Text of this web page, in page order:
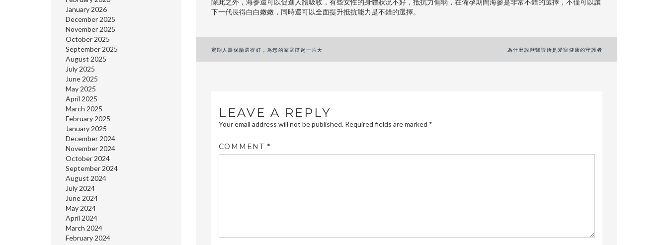
January 2026
December 2025
November 2025
October 2025
September 2025
August 2025
July 2025
June 2025
May 2025
April 2025
March 2025
February 2025
January 2025
December 2024
November 2024
October 2024
September 2024
August 2024
July 2024
June 2024
May 2024
April 2024
March 2024
February 2024
除此之外，海参還可以促進人體吸收，有些女性的身體狀況不好，抵抗力偏弱，在備孕期間海參是非常不錯的選擇，不僅可以讓
下一代長得白白嫩嫩，同時還可以全面提升抵抗能力是不錯的選擇。
Post
定期人壽保險選得好，為您的家庭撐起一片天 為什麼說獸醫診所是愛寵健康的守護者
LEAVE A REPLY
Your email address will not be published. Required fields are marked *
COMMENT *